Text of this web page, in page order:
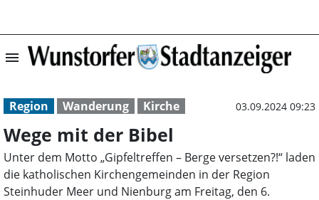
menu Wege mit der
Region Wanderung Kirche 03.09.2024 09:23
Wege mit der Bibel
Unter dem Motto „Gipfeltreffen – Berge versetzen?!“ laden
die katholischen Kirchengemeinden in der Region
Steinhuder Meer und Nienburg am Freitag, den 6.